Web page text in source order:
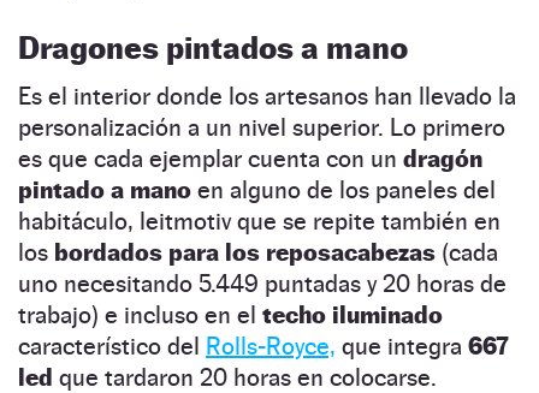
Dragones pintados a mano
Es el interior donde los artesanos han llevado la
personalización a un nivel superior. Lo primero
es que cada ejemplar cuenta con un dragón
pintado a mano en alguno de los paneles del
habitáculo, leitmotiv que se repite también en
los bordados para los reposacabezas (cada
uno necesitando 5.449 puntadas y 20 horas de
trabajo) e incluso en el techo iluminado
característico del Rolls-Royce, que integra 667
led que tardaron 20 horas en colocarse.